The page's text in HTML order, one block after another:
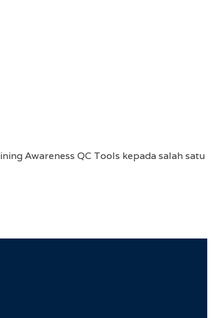
Awareness QC Tools kepada salah satu